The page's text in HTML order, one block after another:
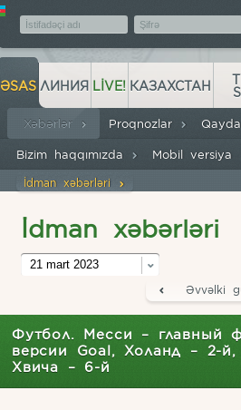
ƏSAS
Xəbərlər
İdman xəbərləri
Proqnozlar
Bizim haqqımızda Mobil versiya
ЛИНИЯ LIVE! КАЗАХСТАН
İdman xəbərləri
21 mart 2023
Əvvəlki
Футбол. Месси – главный
версии Goal, Холанд – 2-
Хвича – 6-й